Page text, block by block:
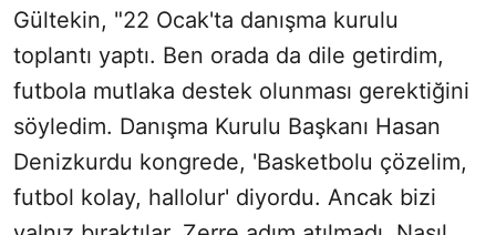
Gültekin, "22 Ocak'ta danışma kurulu
toplantı yaptı. Ben orada da dile getirdim,
futbola mutlaka destek olunması gerektiğini
söyledim. Danışma Kurulu Başkanı Hasan
Denizkurdu kongrede, 'Basketbolu çözelim,
futbol kolay, hallolur' diyordu. Ancak bizi